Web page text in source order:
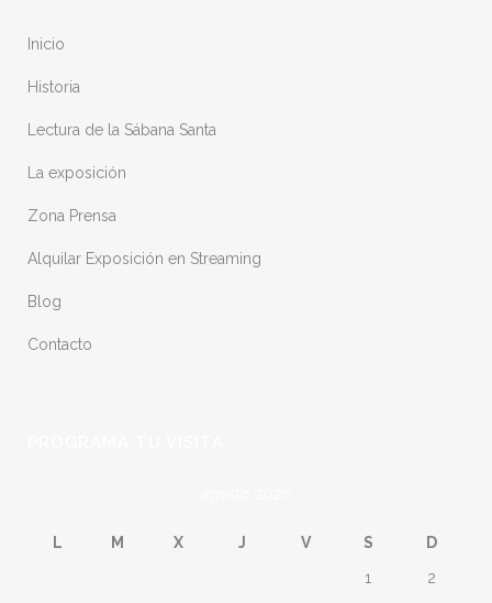
Inicio
Historia
Lectura de la Sábana Santa
La exposición
Zona Prensa
Alquilar Exposición en Streaming
Blog
Contacto
L M X J V S
D
1
2